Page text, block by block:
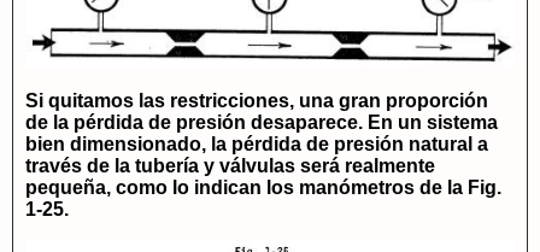
Si quitamos las restricciones, una gran proporción
de la pérdida de presión desaparece. En un sistema
bien dimensionado, la pérdida de presión natural a
través de la tubería y válvulas será realmente
pequeña, como lo indican los manómetros de la Fig.
1-25.